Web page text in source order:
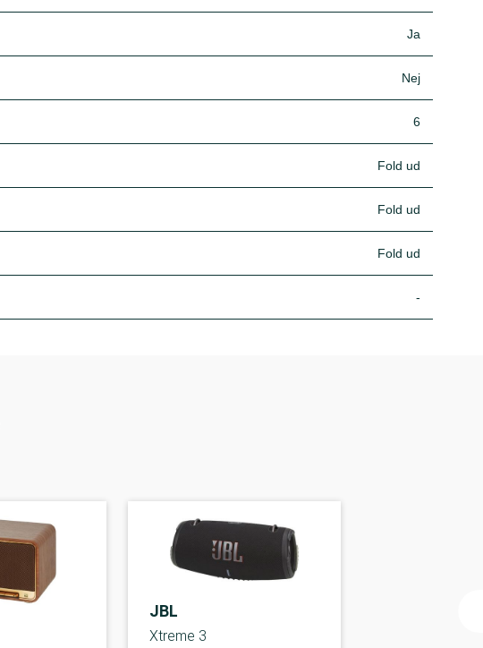
Ja
Nej
6
Fold ud
Fold ud
Fold ud
-
JBL
Xtreme 3